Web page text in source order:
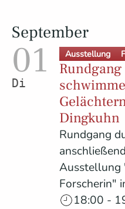
September
01
Dienstag
Ausstellung
Dingkuhn
Rundgang
Ausstellung
Forscherin"
18:00 -